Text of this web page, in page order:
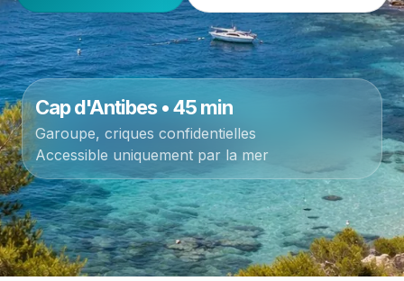
Cap d'Antibes • 45 min
Garoupe, criques confidentielles
Accessible uniquement par la mer